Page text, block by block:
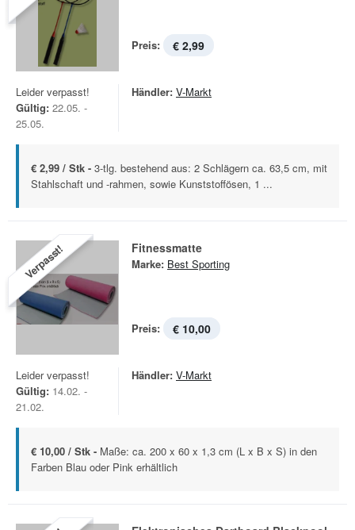
Preis: € 2,99
Leider verpasst!
Gültig: 22.05. -
25.05.
Händler: V-Markt
€ 2,99 / Stk - 3-tlg. bestehend aus: 2 Schlägern ca. 63,5 cm, mit
Stahlschaft und -rahmen, sowie Kunststoffösen, 1 ...
Verpasst! Fitnessmatte
Marke: Best Sporting
Preis: € 10,00
Leider verpasst!
Gültig: 14.02. -
21.02.
Händler: V-Markt
€ 10,00 / Stk - Maße: ca. 200 x 60 x 1,3 cm (L x B x S) in den
Farben Blau oder Pink erhältlich